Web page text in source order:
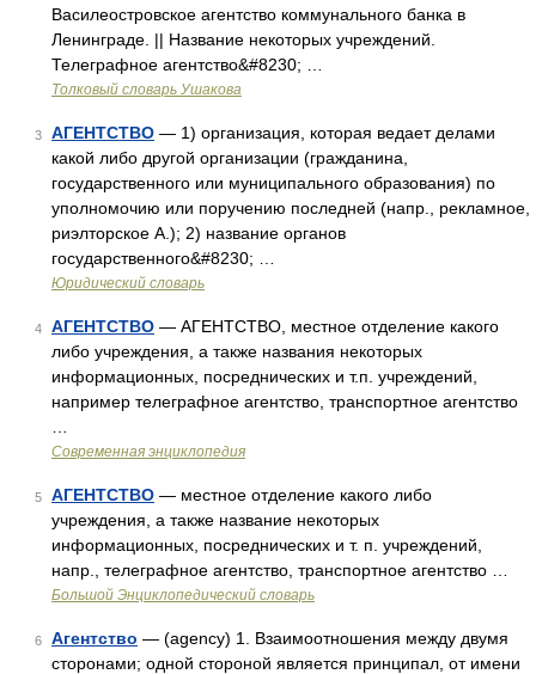
Василеостровское агентство коммунального банка в
Ленинграде. || Название некоторых учреждений.
Телеграфное агентство&#8230; …
Толковый словарь Ушакова
3 АГЕНТСТВО — 1) организация, которая ведает делами
какой либо другой организации (гражданина,
государственного или муниципального образования) по
уполномочию или поручению последней (напр., рекламное,
риэлторское А.); 2) название органов
государственного&#8230; …
Юридический словарь
4 АГЕНТСТВО — АГЕНТСТВО, местное отделение какого
либо учреждения, а также названия некоторых
информационных, посреднических и т.п. учреждений,
например телеграфное агентство, транспортное агентство
Современная энциклопедия
5 АГЕНТСТВО — местное отделение какого либо
учреждения, а также название некоторых
информационных, посреднических и т. п. учреждений,
напр., телеграфное агентство, транспортное агентство …
Большой Энциклопедический словарь
6 Агентство — (agency) 1. Взаимоотношения между двумя
сторонами; одной стороной является принципал, от имени